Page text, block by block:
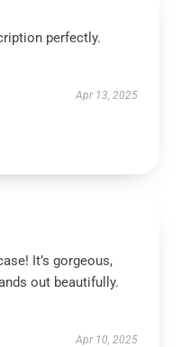
perfectly.
Apr 13, 2025
It’s gorgeous,
out beautifully.
Apr 10, 2025